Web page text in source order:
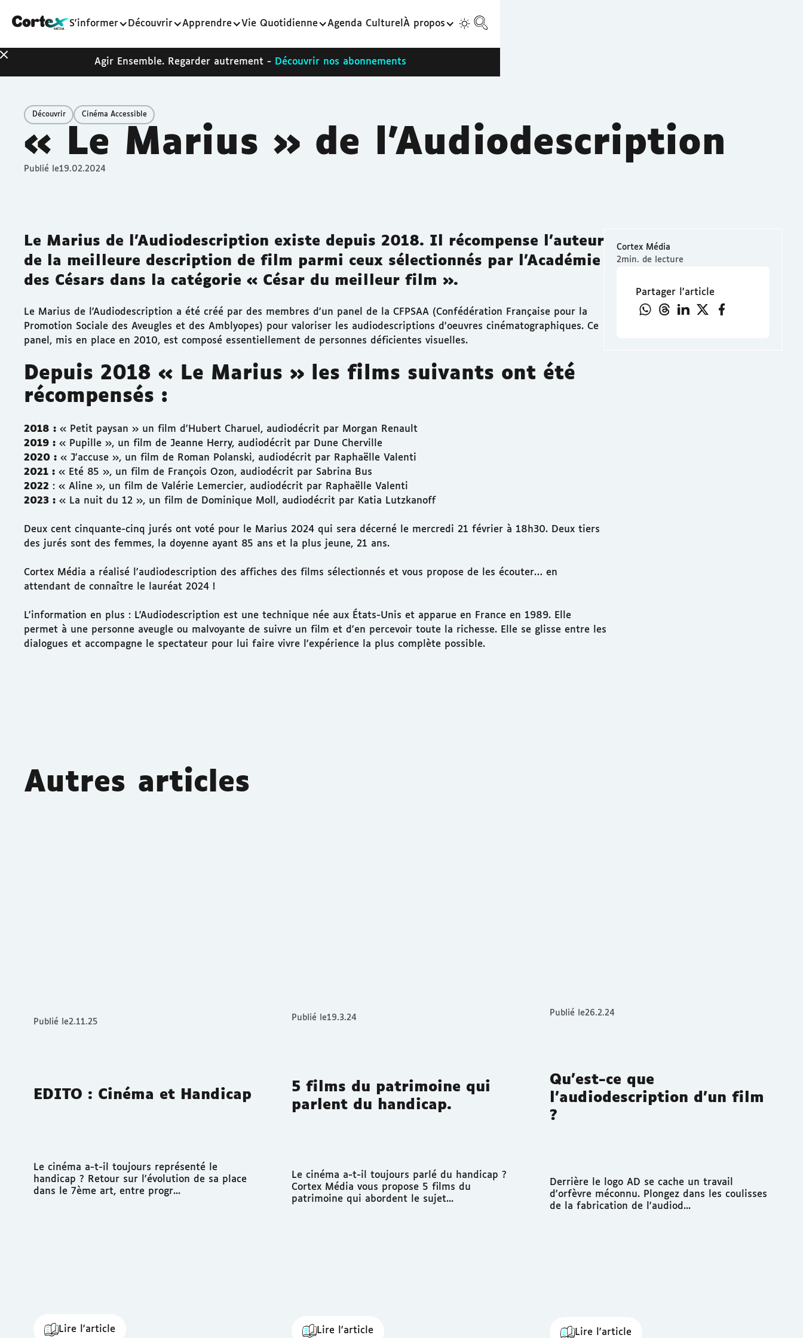
S'informer Découvrir Apprendre Vie Quotidienne Agenda Culturel À propos
Agir Ensemble. Regarder autrement - Découvrir nos abonnements
Découvrir Cinéma Accessible
« Le Marius » de l’Audiodescription
Publié le19.02.2024
Le Marius de l'Audiodescription existe depuis 2018. Il récompense l'auteur
de la meilleure description de film parmi ceux sélectionnés par l'Académie
des Césars dans la catégorie « César du meilleur film ».
Le Marius de l'Audiodescription a été créé par des membres d'un panel de la CFPSAA (Confédération Française pour la
Promotion Sociale des Aveugles et des Amblyopes) pour valoriser les audiodescriptions d'oeuvres cinématographiques. Ce
panel, mis en place en 2010, est composé essentiellement de personnes déficientes visuelles.
Depuis 2018 « Le Marius » les films suivants ont été
récompensés :
2018 : « Petit paysan » un film d'Hubert Charuel, audiodécrit par Morgan Renault
2019 : « Pupille », un film de Jeanne Herry, audiodécrit par Dune Cherville
2020 : « J'accuse », un film de Roman Polanski, audiodécrit par Raphaëlle Valenti
2021 : « Eté 85 », un film de François Ozon, audiodécrit par Sabrina Bus
2022 : « Aline », un film de Valérie Lemercier, audiodécrit par Raphaëlle Valenti
2023 : « La nuit du 12 », un film de Dominique Moll, audiodécrit par Katia Lutzkanoff
Deux cent cinquante-cinq jurés ont voté pour le Marius 2024 qui sera décerné le mercredi 21 février à 18h30. Deux tiers
des jurés sont des femmes, la doyenne ayant 85 ans et la plus jeune, 21 ans.
Cortex Média a réalisé l'audiodescription des affiches des films sélectionnés et vous propose de les écouter… en
attendant de connaître le lauréat 2024 !
L'information en plus : L'Audiodescription est une technique née aux États-Unis et apparue en France en 1989. Elle
permet à une personne aveugle ou malvoyante de suivre un film et d'en percevoir toute la richesse. Elle se glisse entre les
dialogues et accompagne le spectateur pour lui faire vivre l'expérience la plus complète possible.
Cortex Média
2min. de lecture
Partager l'article
Autres articles
Publié le2.11.25
EDITO : Cinéma et Handicap
Le cinéma a-t-il toujours représenté le
handicap ? Retour sur l'évolution de sa place
dans le 7ème art, entre progr...
Lire l'article
Publié le19.3.24
5 films du patrimoine qui
parlent du handicap.
Le cinéma a-t-il toujours parlé du handicap ?
Cortex Média vous propose 5 films du
patrimoine qui abordent le sujet...
Lire l'article
Publié le26.2.24
Qu’est-ce que
l’audiodescription d’un film
?
Derrière le logo AD se cache un travail
d'orfèvre méconnu. Plongez dans les coulisses
de la fabrication de l'audiod...
Lire l'article